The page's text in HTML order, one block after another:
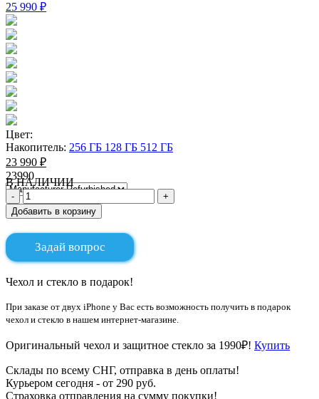
25 990 ₽
Цвет:
Накопитель: 256 ГБ 128 ГБ 512 ГБ
23 990 ₽
23990
В НАЛИЧИИ
Добавить в корзину
Задай вопрос
Чехол и стекло в подарок!
При заказе от двух iPhone у Вас есть возможность получить в подарок
чехол и стекло в нашем интернет-магазине.
Оригинальный чехол и защитное стекло за 1990₽! Купить
Склады по всему СНГ, отправка в день оплаты!
Курьером сегодня - от 290 руб.
Страховка отправления на сумму покупки!